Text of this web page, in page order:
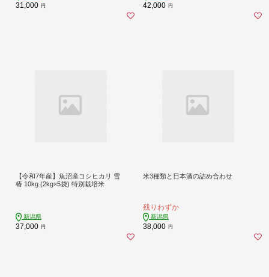
31,000 円 42,000 円
【令和7年産】魚沼産コシヒカリ 雪
椿 10kg (2kg×5袋) 特別栽培米
新潟県
37,000 円
米3種類と日本酒の詰め合わせ
残りわずか
新潟県
38,000 円